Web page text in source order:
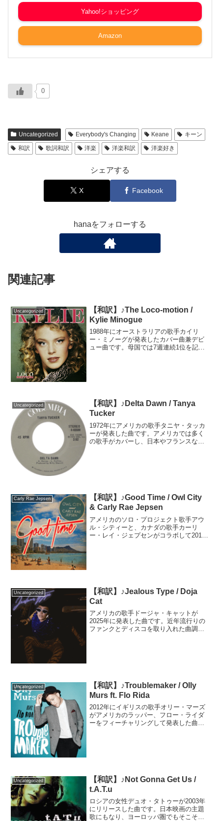
Yahoo!ショッピング
Amazon
0
Uncategorized Everybody's Changing Keane
キーン
和訳
歌詞和訳 洋楽 洋楽和訳 洋楽好き
シェアする
X Facebook
hanaをフォローする
関連記事
Uncategorized
【和訳】♪The Loco-motion /
Kylie Minogue
1988年にオーストラリアの歌手カイリ
ー・ミノーグが発表したカバー曲兼デビ
ュー曲です。母国では7週連続1位を記録
Uncategorized
【和訳】♪Delta Dawn / Tanya
Tucker
1972年にアメリカの歌手タニヤ・タッカ
ーが発表した曲です。アメリカでは多く
の歌手がカバーし、日本やフランスなど
Carly Rae Jepsen
【和訳】♪Good Time / Owl City
& Carly Rae Jepsen
アメリカのソロ・プロジェクト歌手アウ
ル・シティーと、カナダの歌手カーリ
ー・レイ・ジェプセンがコラボして2012
Uncategorized
【和訳】♪Jealous Type / Doja
Cat
アメリカの歌手ドージャ・キャットが
2025年に発表した曲です。近年流行りの
ファンクとディスコを取り入れた曲調
Uncategorized
【和訳】♪Troublemaker / Olly
Murs ft. Flo Rida
2012年にイギリスの歌手オリー・マーズ
がアメリカのラッパー、フロー・ライダ
ーをフィーチャリングして発表した曲で
Uncategorized
【和訳】♪Not Gonna Get Us /
t.A.T.u
ロシアの女性デュオ・タトゥーが2003年
にリリースした曲です。日本映画の主題
歌にもなり、ヨーロッパ圏でもそこそこ